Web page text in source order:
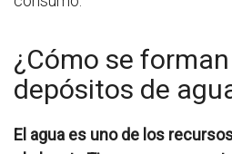
¿Cómo se
depósitos de
El agua es uno de los